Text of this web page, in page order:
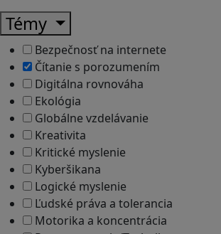
Témy
Bezpečnosť na internete
Čítanie s porozumením
Digitálna rovnováha
Ekológia
Globálne vzdelávanie
Kreativita
Kritické myslenie
Kyberšikana
Logické myslenie
Ľudské práva a tolerancia
Motorika a koncentrácia